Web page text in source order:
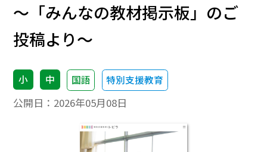
～「みんなの教材掲示板」のご
投稿より～
小 中 国語 特別支援教育
公開日： 2026年05月08日